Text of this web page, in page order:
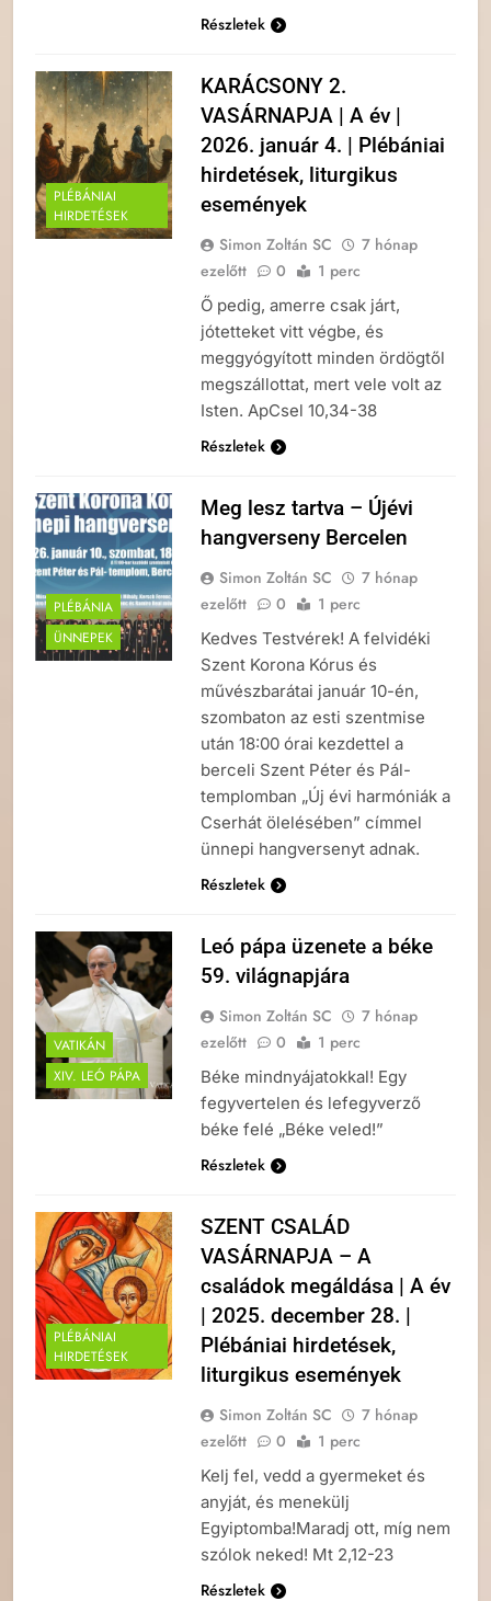
Részletek
PLÉBÁNIAI
HIRDETÉSEK
KARÁCSONY 2.
VASÁRNAPJA | A év |
2026. január 4. | Plébániai
hirdetések, liturgikus
események
Simon Zoltán SC
7 hónap
ezelőtt
0 1 perc
Ő pedig, amerre csak járt,
jótetteket vitt végbe, és
meggyógyított minden ördögtől
megszállottat, mert vele volt az
Isten. ApCsel 10,34-38
Részletek
PLÉBÁNIA
ÜNNEPEK
Meg lesz tartva – Újévi
hangverseny Bercelen
Simon Zoltán SC
7 hónap
ezelőtt
0 1 perc
Kedves Testvérek! A felvidéki
Szent Korona Kórus és
művészbarátai január 10-én,
szombaton az esti szentmise
után 18:00 órai kezdettel a
berceli Szent Péter és Pál-
templomban „Új évi harmóniák a
Cserhát ölelésében” címmel
ünnepi hangversenyt adnak.
Részletek
VATIKÁN
XIV. LEÓ PÁPA
Leó pápa üzenete a béke
59. világnapjára
Simon Zoltán SC
7 hónap
ezelőtt
0 1 perc
Béke mindnyájatokkal! Egy
fegyvertelen és lefegyverző
béke felé „Béke veled!”
Részletek
PLÉBÁNIAI
HIRDETÉSEK
SZENT CSALÁD
VASÁRNAPJA – A
családok megáldása | A év
| 2025. december 28. |
Plébániai hirdetések,
liturgikus események
Simon Zoltán SC
7 hónap
ezelőtt
0 1 perc
Kelj fel, vedd a gyermeket és
anyját, és menekülj
Egyiptomba!Maradj ott, míg nem
szólok neked! Mt 2,12-23
Részletek